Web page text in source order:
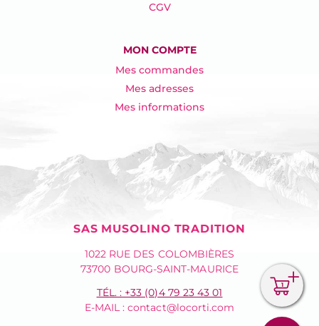
1
CGV
MON COMPTE
Mes commandes
Mes adresses
Mes informations
SAS MUSOLINO TRADITION
1022 RUE DES COLOMBIÈRES
73700 BOURG-SAINT-MAURICE
TÉL. : +33 (0)4 79 23 43 01
E-MAIL :contact@locorti.com